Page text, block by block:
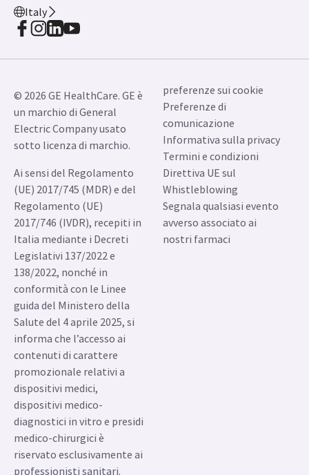
Italy
© 2026 GE HealthCare. GE è
un marchio di General
Electric Company usato
sotto licenza di marchio.
Ai sensi del Regolamento
(UE) 2017/745 (MDR) e del
Regolamento (UE)
2017/746 (IVDR), recepiti in
Italia mediante i Decreti
Legislativi 137/2022 e
138/2022, nonché in
conformità con le Linee
guida del Ministero della
Salute del 4 aprile 2025, si
informa che l’accesso ai
contenuti di carattere
promozionale relativi a
dispositivi medici,
dispositivi medico-
diagnostici in vitro e presidi
medico-chirurgici è
riservato esclusivamente ai
professionisti sanitari.
preferenze sui cookie
Preferenze di
comunicazione
Informativa sulla privacy
Termini e condizioni
Direttiva UE sul
Whistleblowing
Segnala qualsiasi evento
avverso associato ai
nostri farmaci